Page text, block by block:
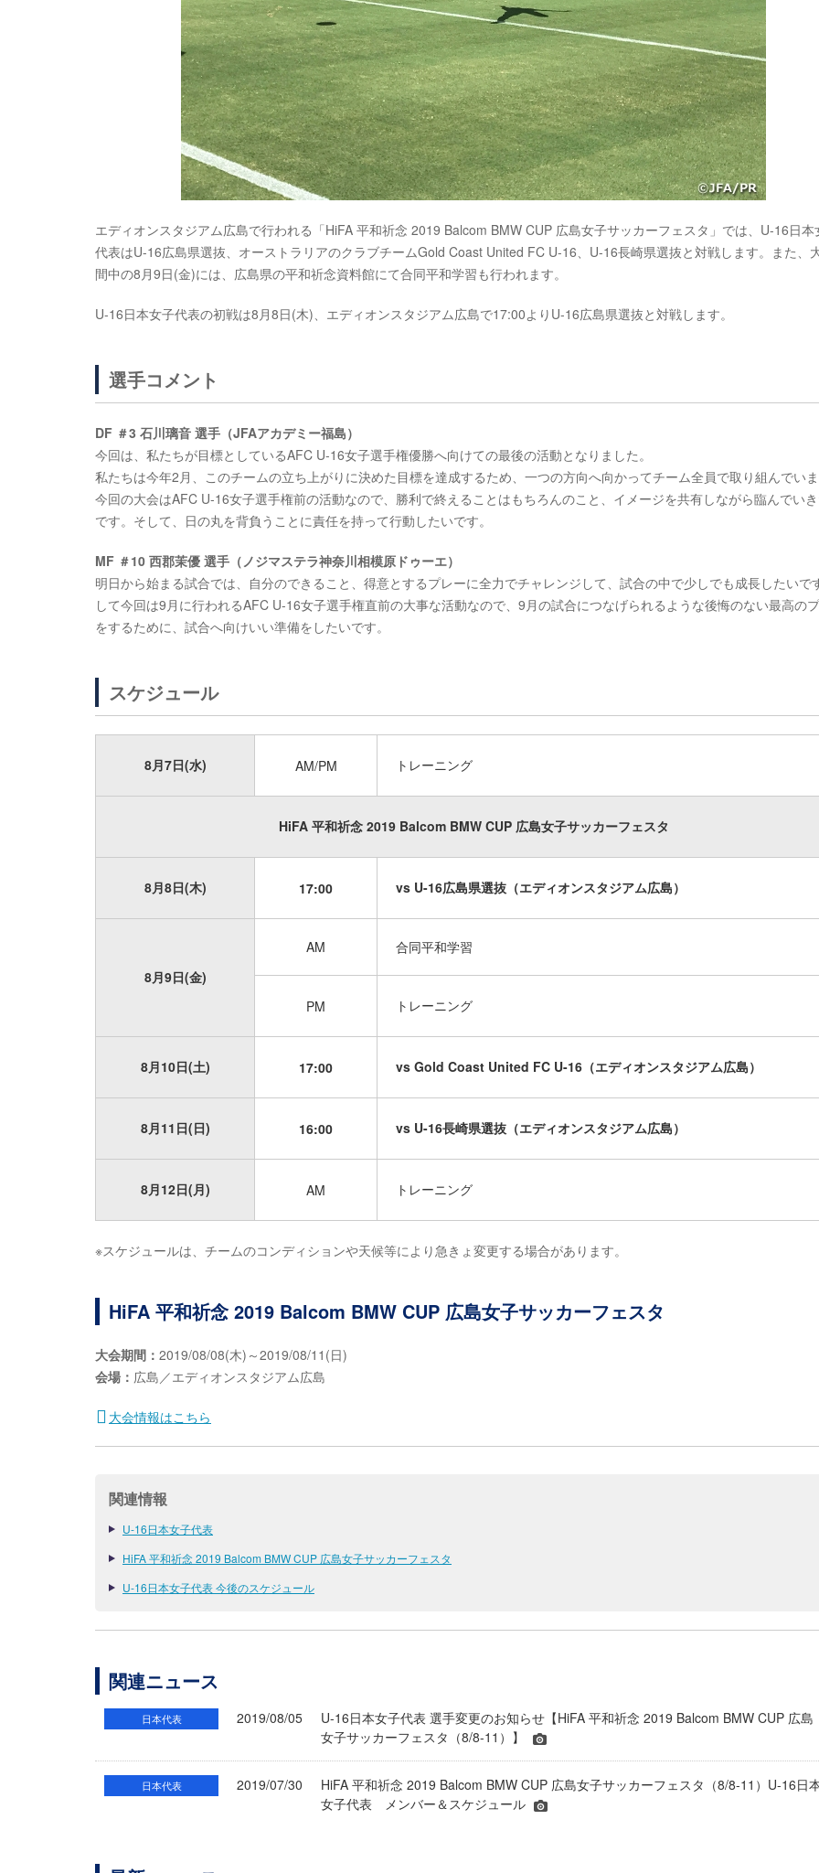
エディオンスタジアム広島で行われる「HiFA 平和祈念 2019 Balcom BMW CUP 広島女子サッカーフェスタ」では、U-16日本
代表はU-16広島県選抜、オーストラリアのクラブチームGold Coast United FC U-16、U-16長崎県選抜と対戦します。また、
間中の8月9日(金)には、広島県の平和祈念資料館にて合同平和学習も行われます。
U-16日本女子代表の初戦は8月8日(木)、エディオンスタジアム広島で17:00よりU-16広島県選抜と対戦します。
選手コメント
DF ＃3 石川璃音 選手（JFAアカデミー福島）
今回は、私たちが目標としているAFC U-16女子選手権優勝へ向けての最後の活動となりました。
私たちは今年2月、このチームの立ち上がりに決めた目標を達成するため、一つの方向へ向かってチーム全員で取り組んでい
今回の大会はAFC U-16女子選手権前の活動なので、勝利で終えることはもちろんのこと、イメージを共有しながら臨んでい
です。そして、日の丸を背負うことに責任を持って行動したいです。
MF ＃10 西郡茉優 選手（ノジマステラ神奈川相模原ドゥーエ）
明日から始まる試合では、自分のできること、得意とするプレーに全力でチャレンジして、試合の中で少しでも成長したいで
して今回は9月に行われるAFC U-16女子選手権直前の大事な活動なので、9月の試合につなげられるような後悔のない最高の
をするために、試合へ向けいい準備をしたいです。
スケジュール
8月7日(水) AM/PM トレーニング
HiFA 平和祈念 2019 Balcom BMW CUP 広島女子サッカーフェスタ
8月8日(木) 17:00 vs U-16広島県選抜（エディオンスタジアム広島）
8月9日(金)
AM 合同平和学習
PM トレーニング
8月10日(土) 17:00 vs Gold Coast United FC U-16（エディオンスタジアム広島）
8月11日(日) 16:00 vs U-16長崎県選抜（エディオンスタジアム広島）
8月12日(月) AM トレーニング
※スケジュールは、チームのコンディションや天候等により急きょ変更する場合があります。
HiFA 平和祈念 2019 Balcom BMW CUP 広島女子サッカーフェスタ
大会期間： 2019/08/08(木)～2019/08/11(日)
会場： 広島／エディオンスタジアム広島
大会情報はこちら
関連情報
U-16日本女子代表
HiFA 平和祈念 2019 Balcom BMW CUP 広島女子サッカーフェスタ
U-16日本女子代表 今後のスケジュール
関連ニュース
日本代表 2019/08/05
U-16日本女子代表 選手変更のお知らせ【HiFA 平和祈念 2019 Balcom BMW CUP 広島
女子サッカーフェスタ（8/8-11）】
日本代表 2019/07/30
HiFA 平和祈念 2019 Balcom BMW CUP 広島女子サッカーフェスタ（8/8-11）U-16日
女子代表 メンバー＆スケジュール